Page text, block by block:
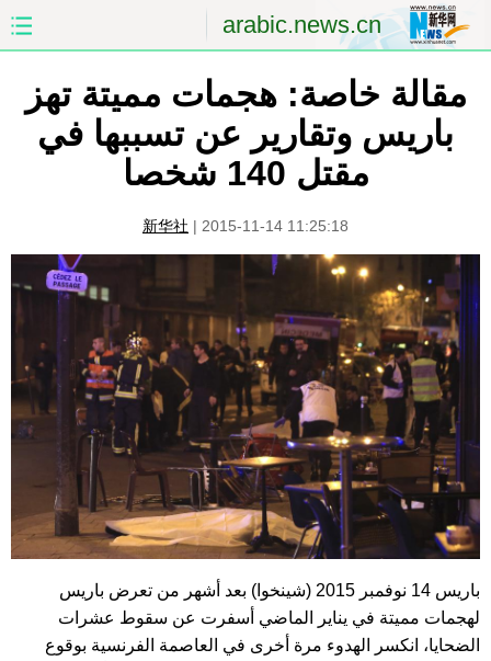
arabic.news.cn
الصين الصفحة الأولى
الشرق الأوسط العالم
العلوم والصحة الثقافة والتعليم
الرياضة السياحة والبيئة
مؤتمر صحفى للخارجية الصور
مقالة خاصة: هجمات مميتة تهز
باريس وتقارير عن تسببها في
مقتل 140 شخصا
新华社 | 2015-11-14 11:25:18
باريس 14 نوفمبر 2015 (شينخوا) بعد أشهر من تعرض باريس
لهجمات مميتة في يناير الماضي أسفرت عن سقوط عشرات
الضحايا، انكسر الهدوء مرة أخرى في العاصمة الفرنسية بوقوع